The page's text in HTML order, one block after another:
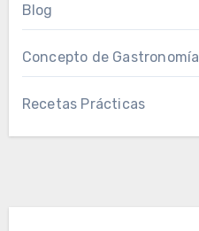
Blog
Concepto de Gastronomía
Recetas Prácticas